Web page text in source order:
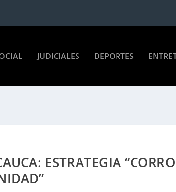
JUDICIALES DEPORTES
ESTRATEGIA “CORRO